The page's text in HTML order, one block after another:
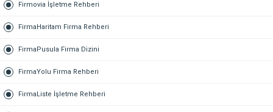
Firmovia İşletme Rehberi
FirmaHaritam Firma Rehberi
FirmaPusula Firma Dizini
FirmaYolu Firma Rehberi
FirmaListe İşletme Rehberi